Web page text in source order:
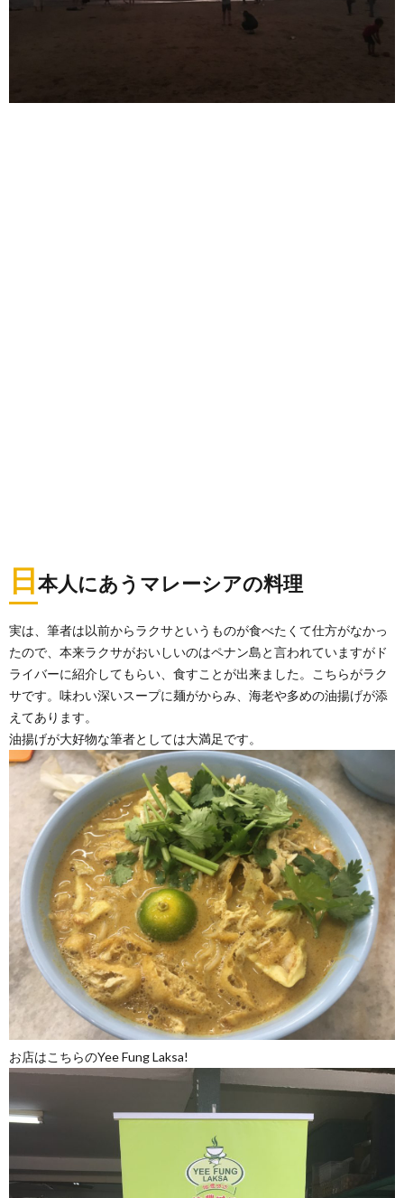
日本人にあうマレーシアの料理
実は、筆者は以前からラクサというものが食べたくて仕方がなかっ
たので、本来ラクサがおいしいのはペナン島と言われていますがド
ライバーに紹介してもらい、食すことが出来ました。こちらがラク
サです。味わい深いスープに麺がからみ、海老や多めの油揚げが添
えてあります。
油揚げが大好物な筆者としては大満足です。
お店はこちらのYee Fung Laksa!